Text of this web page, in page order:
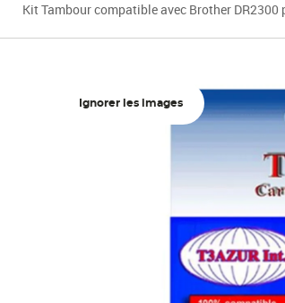
Kit Tambour compatible avec Brother DR2300
Ignorer les images